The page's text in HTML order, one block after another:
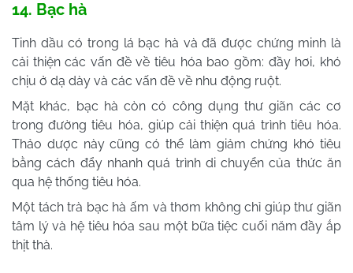
14. Bạc hà
Tinh dầu có trong lá bạc hà và đã được chứng minh là
cải thiện các vấn đề về tiêu hóa bao gồm: đầy hơi, khó
chịu ở dạ dày và các vấn đề về nhu động ruột.
Mặt khác, bạc hà còn có công dụng thư giãn các cơ
trong đường tiêu hóa, giúp cải thiện quá trình tiêu hóa.
Thảo dược này cũng có thể làm giảm chứng khó tiêu
bằng cách đẩy nhanh quá trình di chuyển của thức ăn
qua hệ thống tiêu hóa.
Một tách trà bạc hà ấm và thơm không chỉ giúp thư giãn
tâm lý và hệ tiêu hóa sau một bữa tiệc cuối năm đầy ắp
thịt thà.